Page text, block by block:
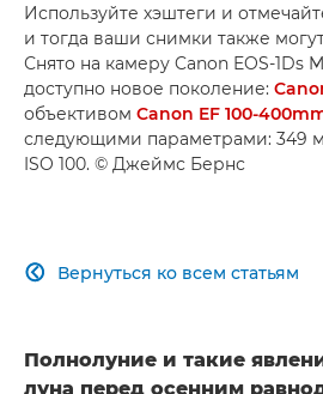
Используйте хэштеги и
и тогда ваши снимки также
Снято на камеру Canon EOS-1Ds
доступно новое поколение:
объективом Canon EF 100-
следующими параметрами: 349
ISO 100. © Джеймс Бернс
Вернуться ко всем статьям

Полнолуние и такие
луна перед осенним